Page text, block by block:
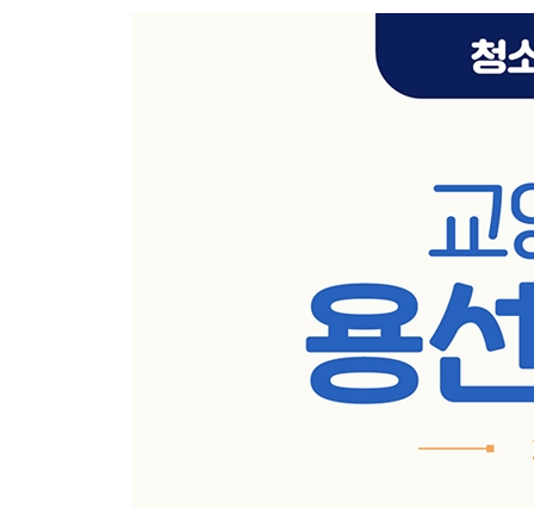
한반도에서 건너온 사람들이 벼농사와 철기를
치열한 경쟁을 거쳐 강력한 왕이 등장하다
후지와라 가문이 일본의 실권을 장악하다
3교시 유라시아 초원의 풍운아 튀르크
중앙아시아에 정착한 유목민의 후예들
튀르크인이 유연을 꺾고 초원의 지배자가 되다